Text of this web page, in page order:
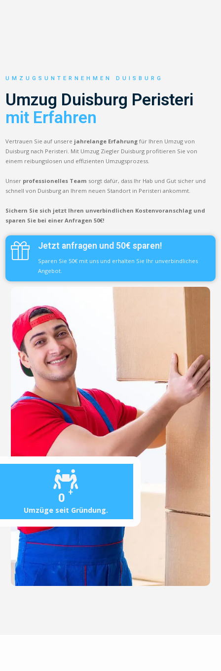
0 +
Umzüge seit Gründung.
UMZUGSUNTERNEHMEN DUISBURG
Umzug Duisburg Peristeri
mit Erfahren
Vertrauen Sie auf unsere jahrelange Erfahrung für Ihren Umzug von
Duisburg nach Peristeri. Mit Umzug Ziegler Duisburg profitieren Sie von
einem reibungslosen und effizienten Umzugsprozess.
Unser professionelles Team sorgt dafür, dass Ihr Hab und Gut sicher und
schnell von Duisburg an Ihrem neuen Standort in Peristeri ankommt.
Sichern Sie sich jetzt Ihren unverbindlichen Kostenvoranschlag und
sparen Sie bei einer Anfragen 50€!
Jetzt anfragen und 50€ sparen!
Sparen Sie 50€ mit uns und erhalten Sie Ihr unverbindliches
Angebot.